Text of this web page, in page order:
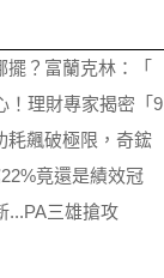
？富蘭克林：「
！理財專家揭密「9
耗飆破極限，奇鋐
竟還是績效冠
...PA三雄搶攻